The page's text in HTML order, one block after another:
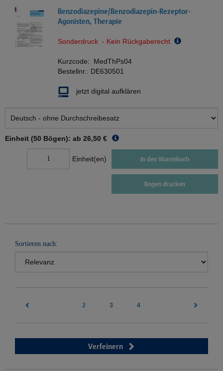
Benzodiazepine/Benzodiazepin-Rezeptor-
Agonisten, Therapie
Sonderdruck - Kein Rückgaberecht
Kurzcode: MedThPs04
Bestellnr.: DE630501
jetzt digital aufklären
Einheit (50 Bögen): ab 26,50 €
Einheit(en) In den Warenkorb
Bogen drucken
Sortieren nach:
2 3 4
Verfeinern